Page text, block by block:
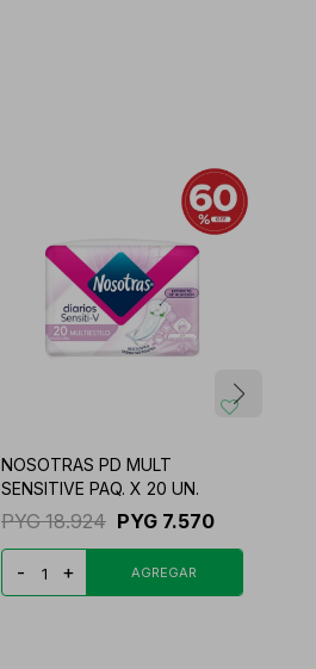
NOSOTRAS PD MULT
SENSITIVE PAQ. X 20 UN.
PYG 18.924 PYG 7.570
- +